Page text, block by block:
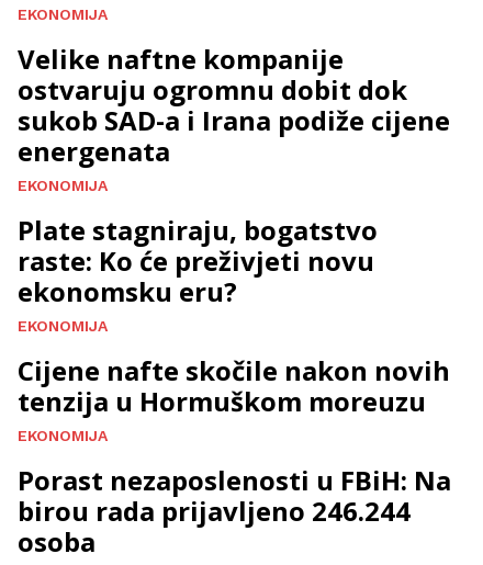
EKONOMIJA
Velike naftne kompanije
ostvaruju ogromnu dobit dok
sukob SAD-a i Irana podiže cijene
energenata
EKONOMIJA
Plate stagniraju, bogatstvo
raste: Ko će preživjeti novu
ekonomsku eru?
EKONOMIJA
Cijene nafte skočile nakon novih
tenzija u Hormuškom moreuzu
EKONOMIJA
Porast nezaposlenosti u FBiH: Na
birou rada prijavljeno 246.244
osoba